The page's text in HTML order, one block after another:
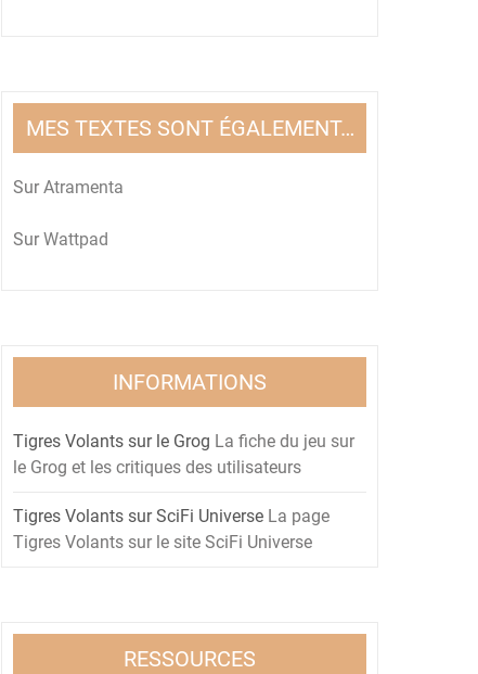
MES TEXTES SONT ÉGALEMENT…
Sur Atramenta
Sur Wattpad
INFORMATIONS
Tigres Volants sur le Grog La fiche du jeu sur
le Grog et les critiques des utilisateurs
Tigres Volants sur SciFi Universe La page
Tigres Volants sur le site SciFi Universe
RESSOURCES